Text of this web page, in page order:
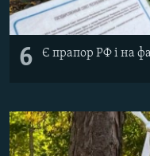
6 Є прапор РФ і на